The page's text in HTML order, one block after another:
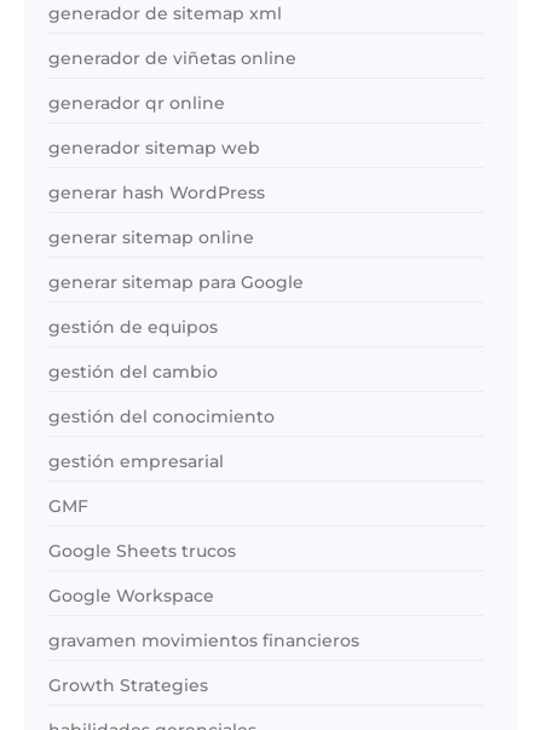
generador de sitemap xml
generador de viñetas online
generador qr online
generador sitemap web
generar hash WordPress
generar sitemap online
generar sitemap para Google
gestión de equipos
gestión del cambio
gestión del conocimiento
gestión empresarial
GMF
Google Sheets trucos
Google Workspace
gravamen movimientos financieros
Growth Strategies